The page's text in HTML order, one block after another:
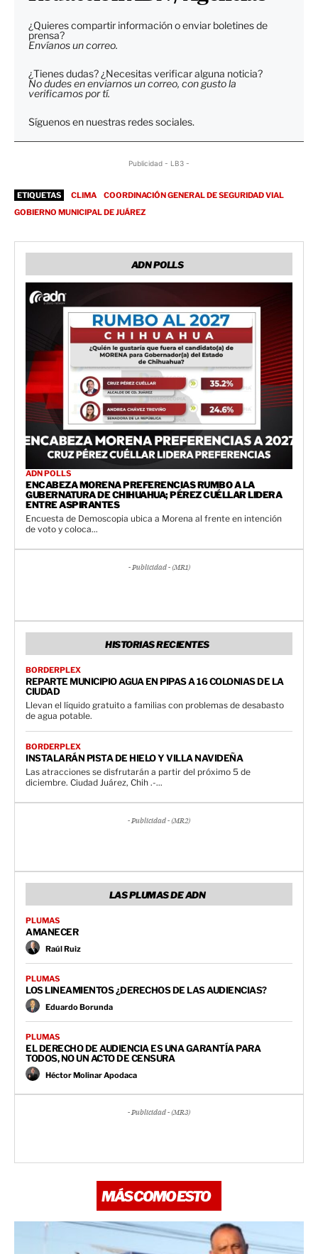
¿Quieres compartir información o enviar boletines de
prensa?
Envíanos un correo.
¿Tienes dudas? ¿Necesitas verificar alguna noticia?
No dudes en enviarnos un correo, con gusto la
verificamos por tí.
Síguenos en nuestras redes sociales.
Publicidad - LB3 -
ETIQUETAS CLIMA
COORDINACIÓN GENERAL DE SEGURIDAD VIAL
GOBIERNO MUNICIPAL DE JUÁREZ
ADN POLLS
ADN POLLS
ENCABEZA MORENA PREFERENCIAS RUMBO A LA
GUBERNATURA DE CHIHUAHUA; PÉREZ CUÉLLAR LIDERA
ENTRE ASPIRANTES
Encuesta de Demoscopia ubica a Morena al frente en intención
de voto y coloca...
- Publicidad - (MR1)
HISTORIAS RECIENTES
BORDERPLEX
REPARTE MUNICIPIO AGUA EN PIPAS A 16 COLONIAS DE LA
CIUDAD
Llevan el líquido gratuito a familias con problemas de desabasto
de agua potable.
BORDERPLEX
INSTALARÁN PISTA DE HIELO Y VILLA NAVIDEÑA
Las atracciones se disfrutarán a partir del próximo 5 de
diciembre. Ciudad Juárez, Chih .-...
- Publicidad - (MR2)
LAS PLUMAS DE ADN
PLUMAS
AMANECER
Raúl Ruiz
PLUMAS
LOS LINEAMIENTOS ¿DERECHOS DE LAS AUDIENCIAS?
Eduardo Borunda
PLUMAS
EL DERECHO DE AUDIENCIA ES UNA GARANTÍA PARA
TODOS, NO UN ACTO DE CENSURA
Héctor Molinar Apodaca
- Publicidad - (MR3)
MÁS COMO ESTO